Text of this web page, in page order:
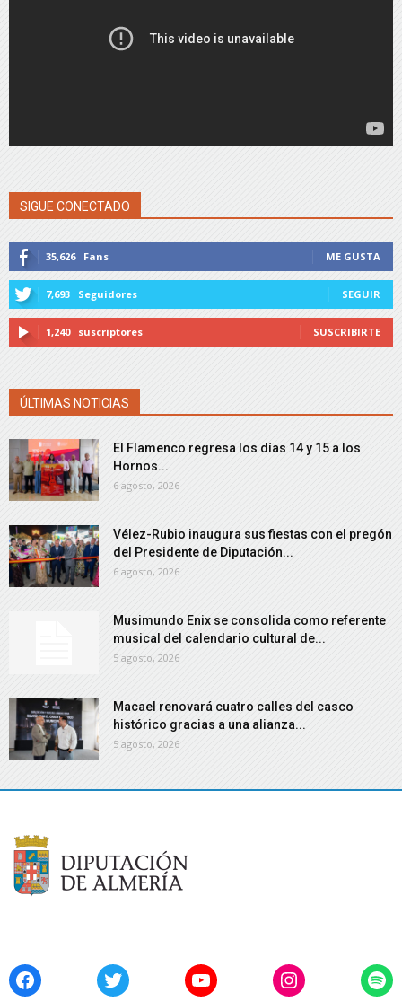
SIGUE CONECTADO
35,626 Fans ME GUSTA
7,693 Seguidores SEGUIR
1,240 suscriptores SUSCRIBIRTE
ÚLTIMAS NOTICIAS
El Flamenco regresa los días 14 y 15 a los
Hornos...
6 agosto, 2026
Vélez-Rubio inaugura sus fiestas con el pregón
del Presidente de Diputación...
6 agosto, 2026
Musimundo Enix se consolida como referente
musical del calendario cultural de...
5 agosto, 2026
Macael renovará cuatro calles del casco
histórico gracias a una alianza...
5 agosto, 2026
FacebookTwitter YouTubeInstagram